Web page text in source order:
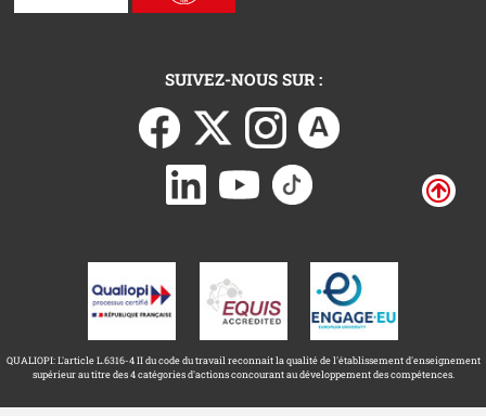
SUIVEZ-NOUS SUR :
QUALIOPI: L'article L.6316-4 II du code du travail reconnait la qualité de l'établissement d'enseignement
supérieur au titre des 4 catégories d'actions concourant au développement des compétences.